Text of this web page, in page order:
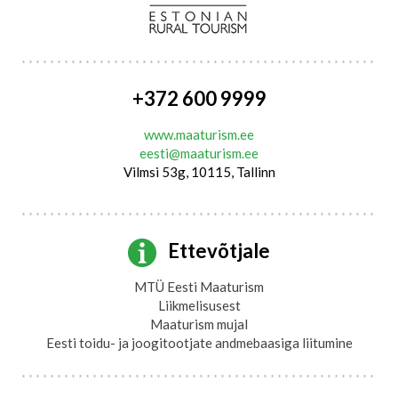
+372 600 9999
www.maaturism.ee
eesti@maaturism.ee
Vilmsi 53g, 10115, Tallinn
Ettevõtjale
MTÜ Eesti Maaturism
Liikmelisusest
Maaturism mujal
Eesti toidu- ja joogitootjate andmebaasiga liitumine